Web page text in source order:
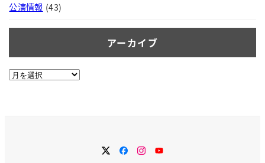
公演情報 (43)
アーカイブ
ア
Twitter
FacebookInstagram
YouTube